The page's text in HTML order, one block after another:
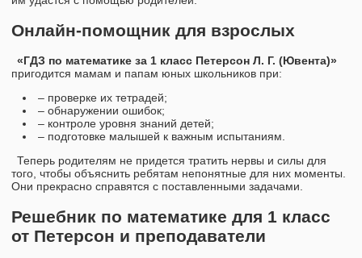
Онлайн-помощник для взрослых
«ГДЗ по математике за 1 класс Петерсон Л. Г. (Ювента)»
пригодится мамам и папам юных школьников при:
– проверке их тетрадей;
– обнаружении ошибок;
– контроле уровня знаний детей;
– подготовке малышей к важным испытаниям.
Теперь родителям не придется тратить нервы и силы для
того, чтобы объяснить ребятам непонятные для них моменты.
Они прекрасно справятся с поставленными задачами.
Решебник по математике для 1 класс
от Петерсон и преподаватели